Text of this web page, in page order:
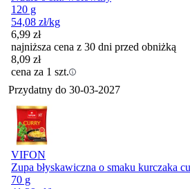
120 g
54,08 zł/kg
6,99 zł
najniższa cena z 30 dni przed obniżką
8,09 zł
cena za 1 szt.
Przydatny do 30-03-2027
VIFON
Zupa błyskawiczna o smaku kurczaka
70 g